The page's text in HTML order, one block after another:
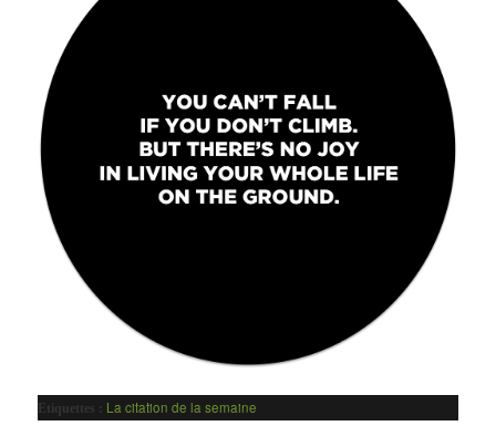
Etiquettes : La citation de la semaine